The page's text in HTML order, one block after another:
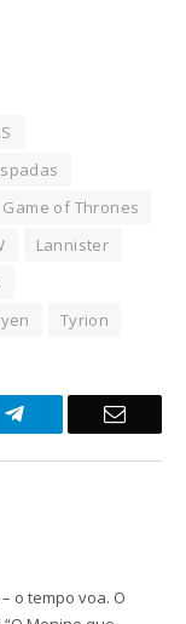
Game of Thrones
Lannister
Tyrion
Telegram Email
o tempo voa. O